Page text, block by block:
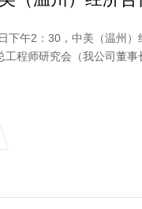
午2：30，中美（温州）
工程师研究会（我公司董